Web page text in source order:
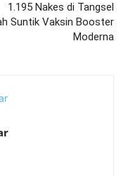
1.195 Nakes di Tangsel
Suntik Vaksin Booster
Moderna